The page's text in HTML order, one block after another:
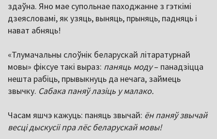
здаўна. Яно мае супольнае паходжанне з гэткімі
дзеясловамі, як узяць, выняць, прыняць, падняць і
нават абняць!
«Тлумачальны слоўнік беларускай літаратурнай
мовы» фіксуе такі выраз: паняць моду– панадзіцца
нешта рабіць, прывыкнуць да нечага, займець
звычку. Сабака паняў лазіць у малако.
Часам яшчэ кажуць: паняць звычай: ён паняў звычай
весці дыскусіі пра лёс беларускай мовы!